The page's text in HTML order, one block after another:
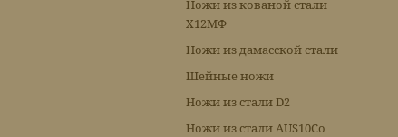
Ножи из кованой стали
Х12МФ
Ножи из дамасской стали
Шейные ножи
Ножи из стали D2
Ножи из стали AUS10Co